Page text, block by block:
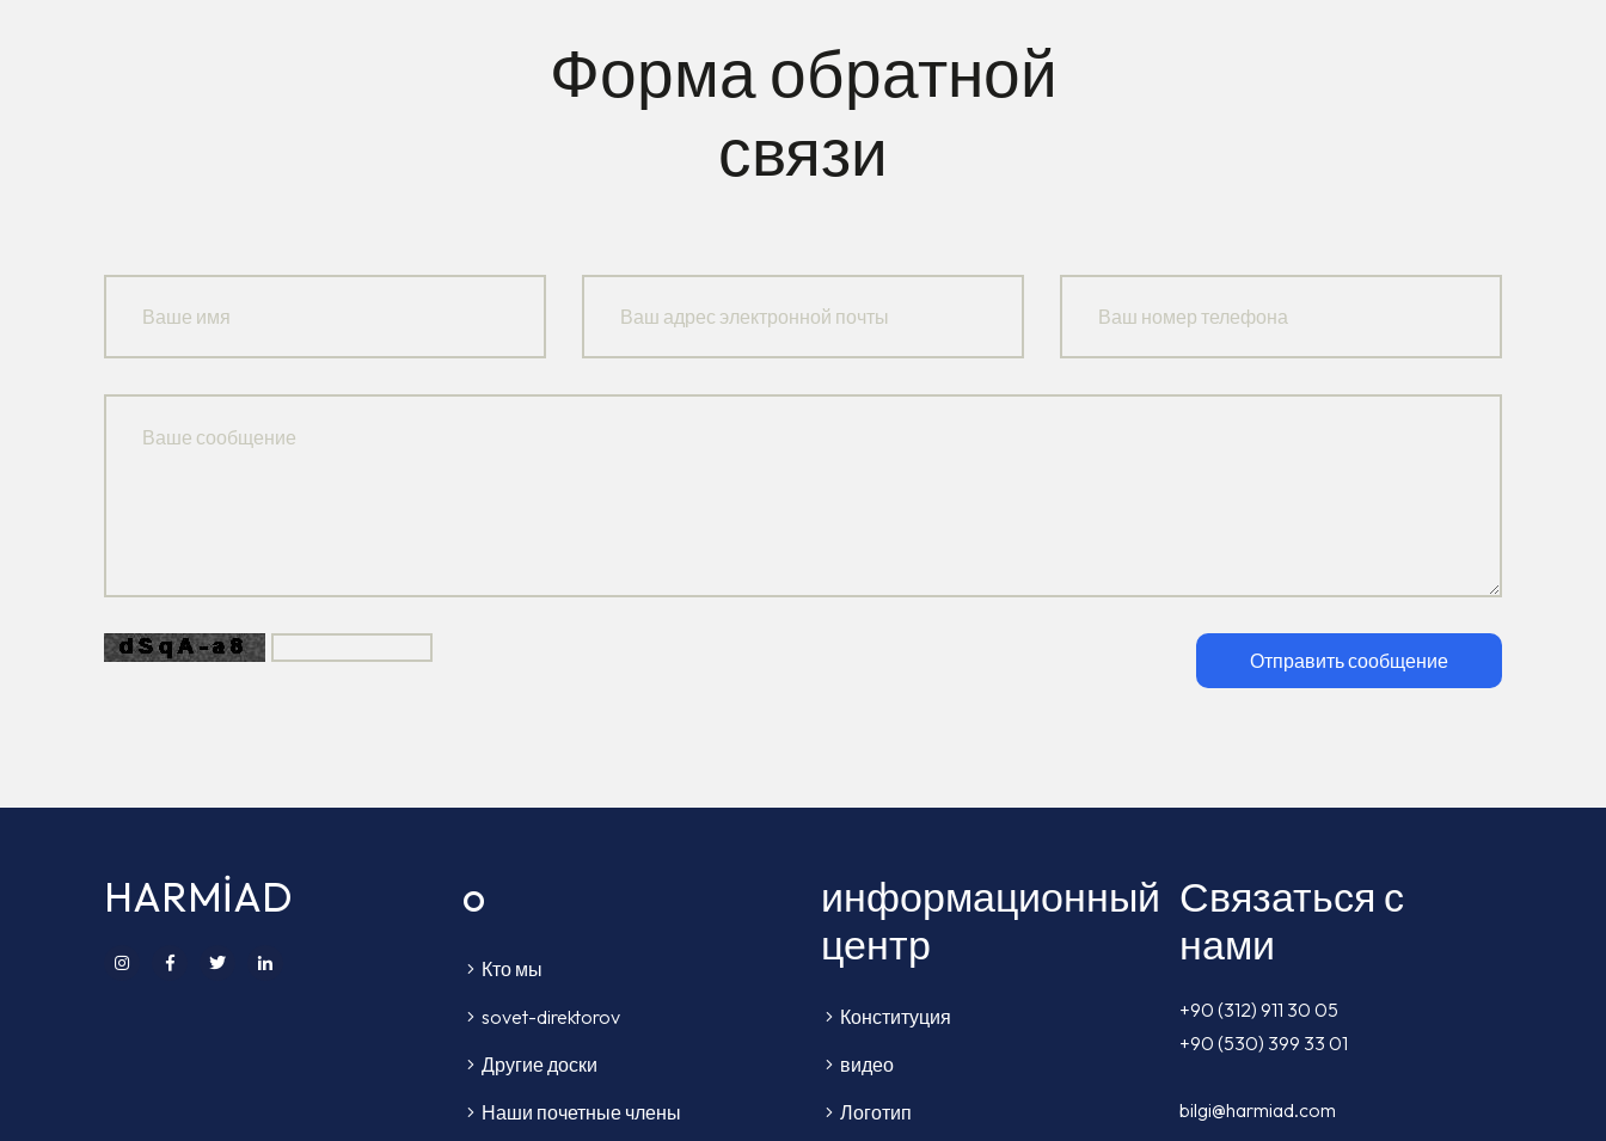
Форма обратной
связи
Отправить сообщение
HARMİAD o
Кто мы
sovet-direktorov
Другие доски
Наши почетные члены
информационный
центр
Конституция
видео
Логотип
Связаться с
нами
+90 (312) 911 30 05
+90 (530) 399 33 01
bilgi@harmiad.com